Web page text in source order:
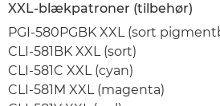
XXL-blækpatroner (tilbehør)
PGI-580PGBK XXL (sort
CLI-581BK XXL (sort)
CLI-581C XXL (cyan)
CLI-581M XXL (magenta)